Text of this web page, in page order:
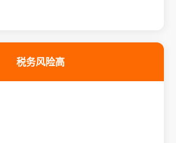
税务风险高